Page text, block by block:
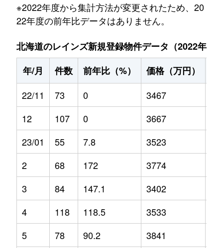
※2022年度から集計方法が変更されたため、20
22年度の前年比データはありません。
北海道のレインズ新規登録物件データ（2022年11
年/月
件数 前年比（%） 価格（万円）
22/11
73 0 3467
12
107 0 3667
23/01
55 7.8 3523
2
68 172 3774
3
84 147.1 3402
4
118 118.5 3533
5
78 90.2 3841